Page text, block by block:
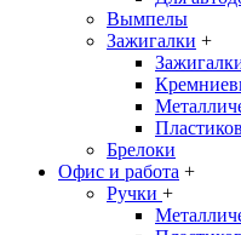
Вымпелы
Зажигалки +
Брелоки
Офис и работа +
Ручки +